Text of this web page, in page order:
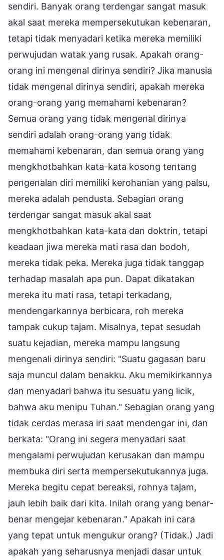
sendiri. Banyak orang terdengar sangat masuk
akal saat mereka mempersekutukan kebenaran,
tetapi tidak menyadari ketika mereka memiliki
perwujudan watak yang rusak. Apakah orang-
orang ini mengenal dirinya sendiri? Jika manusia
tidak mengenal dirinya sendiri, apakah mereka
orang-orang yang memahami kebenaran?
Semua orang yang tidak mengenal dirinya
sendiri adalah orang-orang yang tidak
memahami kebenaran, dan semua orang yang
mengkhotbahkan kata-kata kosong tentang
pengenalan diri memiliki kerohanian yang palsu,
mereka adalah pendusta. Sebagian orang
terdengar sangat masuk akal saat
mengkhotbahkan kata-kata dan doktrin, tetapi
keadaan jiwa mereka mati rasa dan bodoh,
mereka tidak peka. Mereka juga tidak tanggap
terhadap masalah apa pun. Dapat dikatakan
mereka itu mati rasa, tetapi terkadang,
mendengarkannya berbicara, roh mereka
tampak cukup tajam. Misalnya, tepat sesudah
suatu kejadian, mereka mampu langsung
mengenali dirinya sendiri: "Suatu gagasan baru
saja muncul dalam benakku. Aku memikirkannya
dan menyadari bahwa itu sesuatu yang licik,
bahwa aku menipu Tuhan." Sebagian orang yang
tidak cerdas merasa iri saat mendengar ini, dan
berkata: "Orang ini segera menyadari saat
mengalami perwujudan kerusakan dan mampu
membuka diri serta mempersekutukannya juga.
Mereka begitu cepat bereaksi, rohnya tajam,
jauh lebih baik dari kita. Inilah orang yang benar-
benar mengejar kebenaran." Apakah ini cara
yang tepat untuk mengukur orang? (Tidak.) Jadi
apakah yang seharusnya menjadi dasar untuk